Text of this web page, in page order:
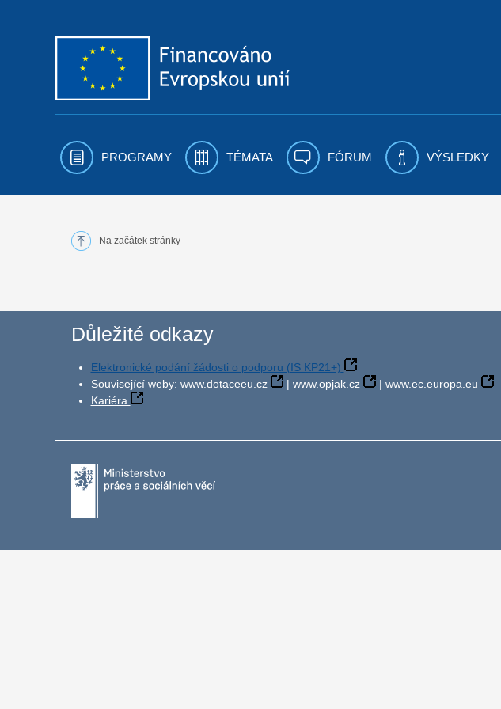
PROGRAMY TÉMATA FÓRUM VÝSLEDKY
Na začátek stránky
Důležité odkazy
Elektronické podání žádosti o podporu (IS KP21+)
Související weby: www.dotaceeu.cz | www.opjak.cz | www.ec.europa.eu
Kariéra